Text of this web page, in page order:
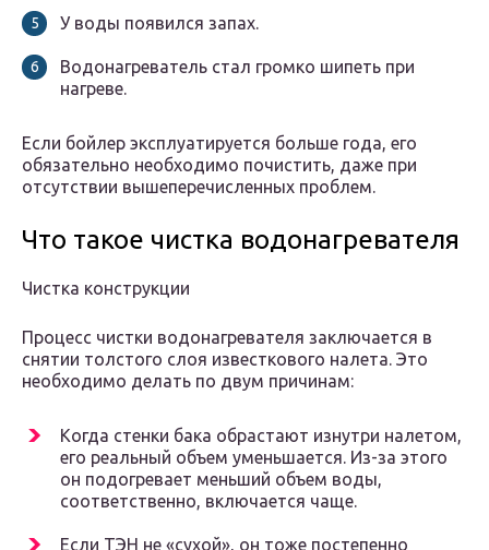
У воды появился запах.
Водонагреватель стал громко шипеть при
нагреве.
Если бойлер эксплуатируется больше года, его
обязательно необходимо почистить, даже при
отсутствии вышеперечисленных проблем.
Что такое чистка водонагревателя
Чистка конструкции
Процесс чистки водонагревателя заключается в
снятии толстого слоя известкового налета. Это
необходимо делать по двум причинам:
Когда стенки бака обрастают изнутри налетом,
его реальный объем уменьшается. Из-за этого
он подогревает меньший объем воды,
соответственно, включается чаще.
Если ТЭН не «сухой», он тоже постепенно